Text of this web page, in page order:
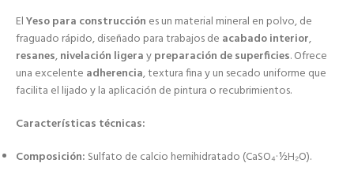
ElYeso para construcción es un material mineral en polvo, de
fraguado rápido, diseñado para trabajos de acabado interior,
resanes,nivelación ligeraypreparación de superficies. Ofrece
una excelente adherencia, textura fina y un secado uniforme que
facilita el lijado y la aplicación de pintura o recubrimientos.
Características técnicas:
Composición: Sulfato de calcio hemihidratado (CaSO₄·½H₂O).